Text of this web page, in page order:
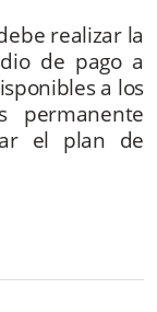
comisión derealizar la
de pago a
a los
permanente
el plan de